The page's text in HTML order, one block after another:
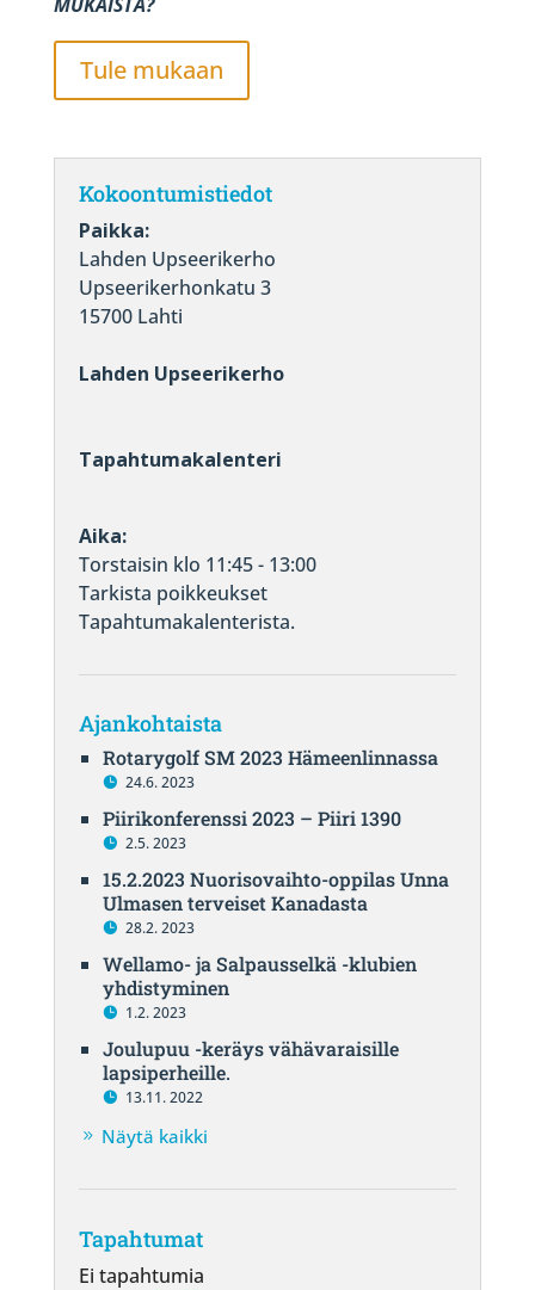
Tule mukaan
Kokoontumistiedot
Paikka:
Lahden Upseerikerho
Upseerikerhonkatu 3
15700 Lahti
Lahden Upseerikerho
Tapahtumakalenteri
Aika:
Torstaisin klo 11:45 - 13:00
Tarkista poikkeukset
Tapahtumakalenterista.
Ajankohtaista
Rotarygolf SM 2023 Hämeenlinnassa
24.6. 2023
Piirikonferenssi 2023 – Piiri 1390
2.5. 2023
15.2.2023 Nuorisovaihto-oppilas Unna
Ulmasen terveiset Kanadasta
28.2. 2023
Wellamo- ja Salpausselkä -klubien
yhdistyminen
1.2. 2023
Joulupuu -keräys vähävaraisille
lapsiperheille.
13.11. 2022
Näytä kaikki
Tapahtumat
Ei tapahtumia